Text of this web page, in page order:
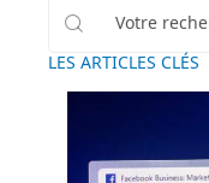
LES ARTICLES CLÉS